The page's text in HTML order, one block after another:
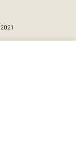
2021